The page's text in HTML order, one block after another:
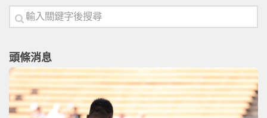
頭條消息